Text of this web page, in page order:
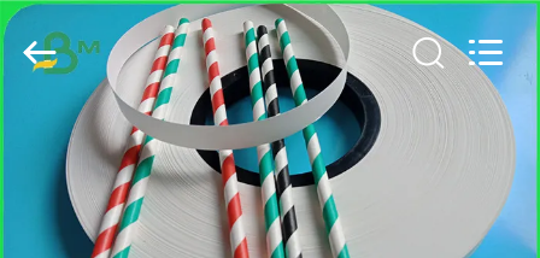
HAUS
PRODUKTE
BMPAPER
CO.,
LTD..
Rights